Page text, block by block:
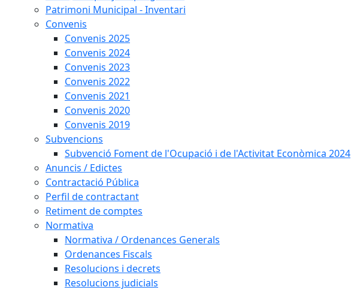
Patrimoni Municipal - Inventari
Convenis
Convenis 2025
Convenis 2024
Convenis 2023
Convenis 2022
Convenis 2021
Convenis 2020
Convenis 2019
Subvencions
Subvenció Foment de l'Ocupació i de l'Activitat Econòmica 2024
Anuncis / Edictes
Contractació Pública
Perfil de contractant
Retiment de comptes
Normativa
Normativa / Ordenances Generals
Ordenances Fiscals
Resolucions i decrets
Resolucions judicials